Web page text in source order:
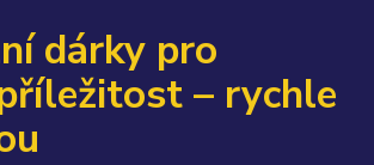
dárky pro
– rychle